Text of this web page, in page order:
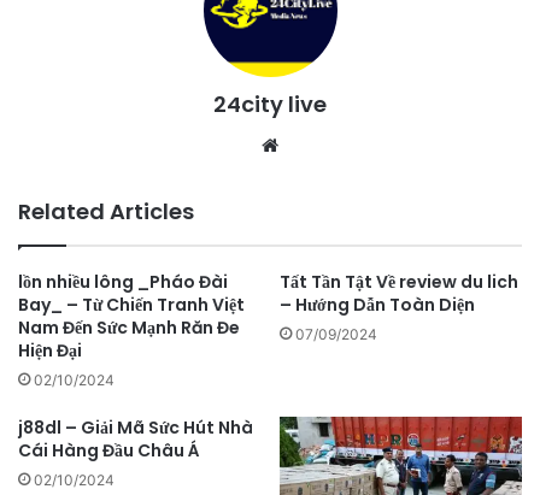
24city live
Related Articles
lồn nhiều lông _Pháo Đài
Bay_ – Từ Chiến Tranh Việt
Nam Đến Sức Mạnh Răn Đe
Hiện Đại
02/10/2024
Tất Tần Tật Về review du lich
– Hướng Dẫn Toàn Diện
07/09/2024
j88dl – Giải Mã Sức Hút Nhà
Cái Hàng Đầu Châu Á
02/10/2024